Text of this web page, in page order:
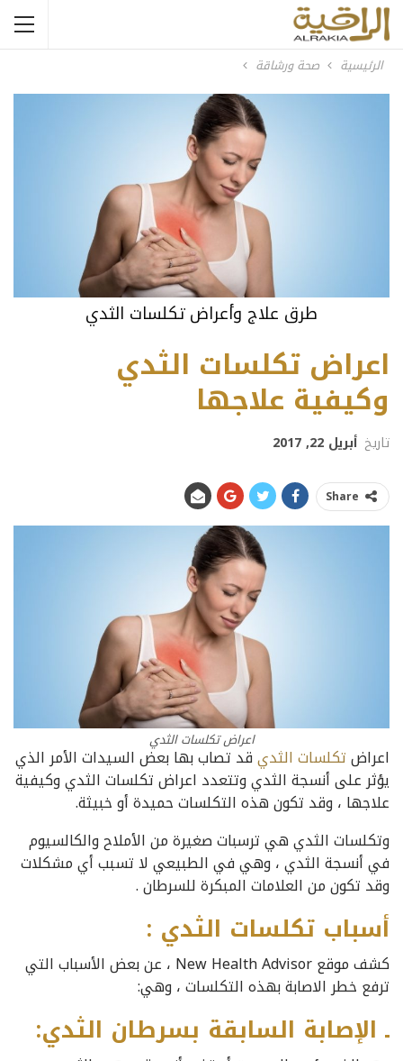
الرئيسية صحة ورشاقة
طرق علاج وأعراض تكلسات الثدي
اعراض تكلسات الثدي
وكيفية علاجها
تاريخ أبريل 22, 2017
Share
اعراض تكلسات الثدي
اعراضتكلسات الثديقد تصاب بها بعض السيدات الأمر الذي
يؤثر على أنسجة الثدي وتتعدد اعراض تكلسات الثدي وكيفية
علاجها ، وقد تكون هذه التكلسات حميدة أو خبيثة.
وتكلسات الثدي هي ترسبات صغيرة من الأملاح والكالسيوم
في أنسجة الثدي ، وهي في الطبيعي لا تسبب أي مشكلات
وقد تكون من العلامات المبكرة للسرطان .
أسباب تكلسات الثدي :
كشف موقع New Health Advisor ، عن بعض الأسباب التي
ترفع خطر الاصابة بهذه التكلسات ، وهي:
ـ الإصابة السابقة بسرطان الثدي: